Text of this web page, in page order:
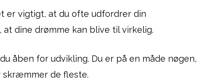
er vigtigt, at du ofte udfordrer din
dine drømme kan blive til virkelig.
åben for udvikling. Du er på en måde nøgen,
skræmmer de fleste.